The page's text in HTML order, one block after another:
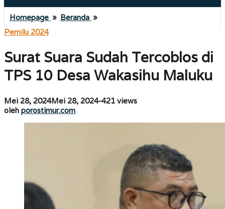
Homepage » Beranda »
di
TPS
10
Desa
Maluku
Pemilu 2024
Surat Suara Sudah Tercoblos di
TPS 10 Desa Wakasihu Maluku
Mei 28, 2024Mei 28, 2024oleh
-421 views
oleh porostimur.com